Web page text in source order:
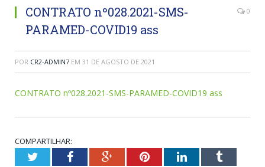
CONTRATO nº028.2021-SMS-
PARAMED-COVID19 ass
0
POR CR2-ADMIN7 EM 31 DE AGOSTO DE 2021
CONTRATO nº028.2021-SMS-PARAMED-COVID19 ass
COMPARTILHAR:
TwitterFacebookGoogle+PinterestLinkedInTumblr